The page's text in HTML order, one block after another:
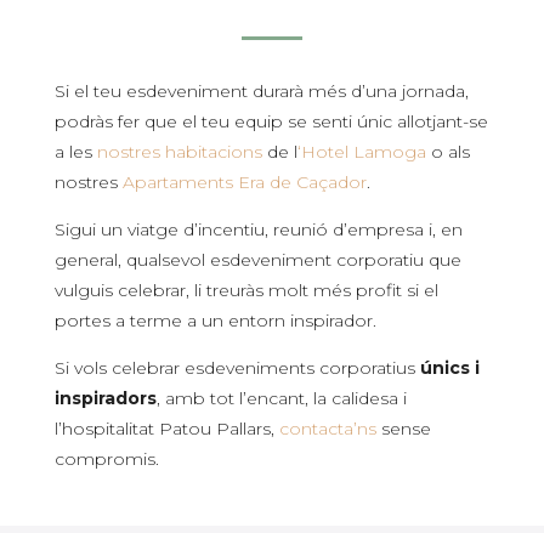
Si el teu esdeveniment durarà més d’una jornada,
podràs fer que el teu equip se senti únic allotjant-se
a les nostres habitacionsde l‘Hotel Lamoga o als
nostres Apartaments Era de Caçador.
Sigui un viatge d’incentiu, reunió d’empresa i, en
general, qualsevol esdeveniment corporatiu que
vulguis celebrar, li treuràs molt més profit si el
portes a terme a un entorn inspirador.
Si vols celebrar esdeveniments corporatius únics i
inspiradors, amb tot l’encant, la calidesa i
l’hospitalitat Patou Pallars, contacta’nssense
compromis.